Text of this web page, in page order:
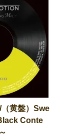
黄盤）Swe
Conte